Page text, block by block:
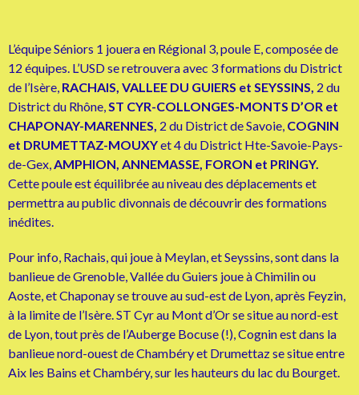
L’équipe Séniors 1 jouera en Régional 3, poule E, composée de
12 équipes. L’USD se retrouvera avec 3 formations du District
de l’Isère, RACHAIS, VALLEE DU GUIERS et SEYSSINS, 2 du
District du Rhône,ST CYR-COLLONGES-MONTS D’OR et
CHAPONAY-MARENNES, 2 du District de Savoie, COGNIN
et DRUMETTAZ-MOUXYet 4 du District Hte-Savoie-Pays-
de-Gex,AMPHION, ANNEMASSE, FORON et PRINGY.
Cette poule est équilibrée au niveau des déplacements et
permettra au public divonnais de découvrir des formations
inédites.
Pour info, Rachais, qui joue à Meylan, et Seyssins, sont dans la
banlieue de Grenoble, Vallée du Guiers joue à Chimilin ou
Aoste, et Chaponay se trouve au sud-est de Lyon, après Feyzin,
à la limite de l’Isère. ST Cyr au Mont d’Or se situe au nord-est
de Lyon, tout près de l’Auberge Bocuse (!), Cognin est dans la
banlieue nord-ouest de Chambéry et Drumettaz se situe entre
Aix les Bains et Chambéry, sur les hauteurs du lac du Bourget.